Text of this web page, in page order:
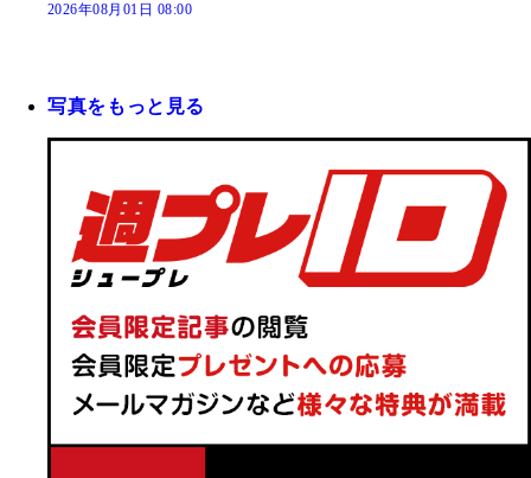
2026年08月01日 08:00
写真をもっと見る